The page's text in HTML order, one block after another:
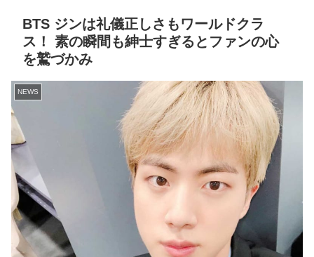
BTS ジンは礼儀正しさもワールドクラ
ス！ 素の瞬間も紳士すぎるとファンの心
を鷲づかみ
NEWS